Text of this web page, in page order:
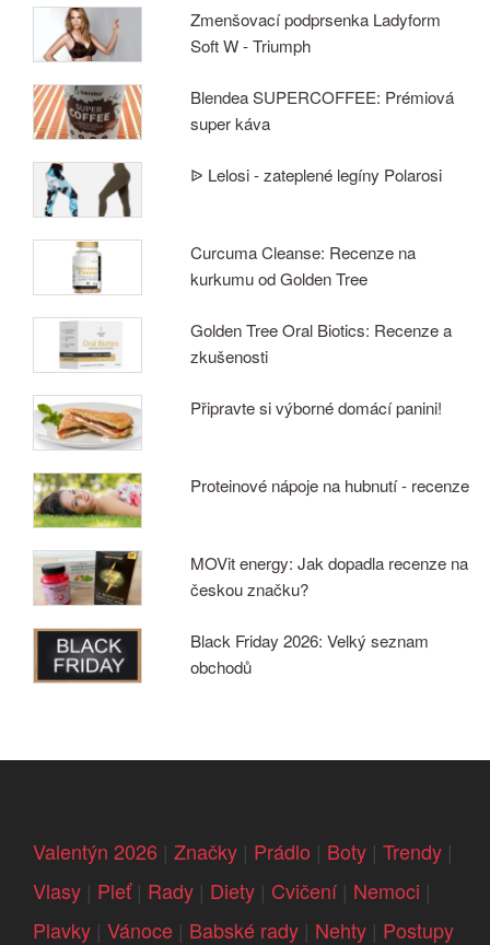
Zmenšovací podprsenka Ladyform
Soft W - Triumph
Blendea SUPERCOFFEE: Prémiová
super káva
ᐉ Lelosi - zateplené legíny Polarosi
Curcuma Cleanse: Recenze na
kurkumu od Golden Tree
Golden Tree Oral Biotics: Recenze a
zkušenosti
Připravte si výborné domácí panini!
Proteinové nápoje na hubnutí - recenze
MOVit energy: Jak dopadla recenze na
českou značku?
Black Friday 2026: Velký seznam
obchodů
Valentýn 2026 | Značky | Prádlo | Boty | Trendy |
Vlasy | Pleť| Rady | Diety | Cvičení| Nemoci |
Plavky | Vánoce | Babské rady | Nehty | Postupy